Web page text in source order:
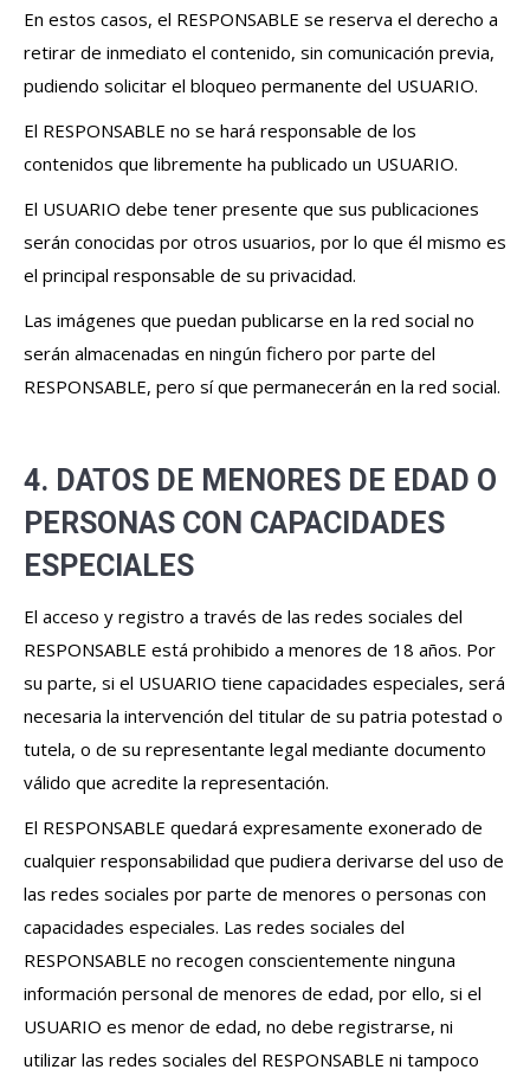
En estos casos, el RESPONSABLE se reserva el derecho a
retirar de inmediato el contenido, sin comunicación previa,
pudiendo solicitar el bloqueo permanente del USUARIO.
El RESPONSABLE no se hará responsable de los
contenidos que libremente ha publicado un USUARIO.
El USUARIO debe tener presente que sus publicaciones
serán conocidas por otros usuarios, por lo que él mismo es
el principal responsable de su privacidad.
Las imágenes que puedan publicarse en la red social no
serán almacenadas en ningún fichero por parte del
RESPONSABLE, pero sí que permanecerán en la red social.
4. DATOS DE MENORES DE EDAD O
PERSONAS CON CAPACIDADES
ESPECIALES
El acceso y registro a través de las redes sociales del
RESPONSABLE está prohibido a menores de 18 años. Por
su parte, si el USUARIO tiene capacidades especiales, será
necesaria la intervención del titular de su patria potestad o
tutela, o de su representante legal mediante documento
válido que acredite la representación.
El RESPONSABLE quedará expresamente exonerado de
cualquier responsabilidad que pudiera derivarse del uso de
las redes sociales por parte de menores o personas con
capacidades especiales. Las redes sociales del
RESPONSABLE no recogen conscientemente ninguna
información personal de menores de edad, por ello, si el
USUARIO es menor de edad, no debe registrarse, ni
utilizar las redes sociales del RESPONSABLE ni tampoco